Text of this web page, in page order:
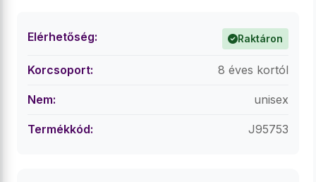
Elérhetőség: Raktáron
Korcsoport: 8 éves kortól
Nem: unisex
Termékkód: J95753